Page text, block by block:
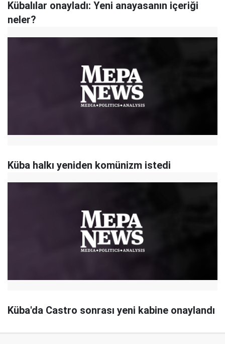
Kübalılar onayladı: Yeni anayasanın içeriği
neler?
Küba halkı yeniden komünizm istedi
Küba'da Castro sonrası yeni kabine onaylandı